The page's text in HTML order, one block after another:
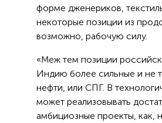
форме дженериков,
некоторые позиции из
возможно, рабочую силу.
«Меж тем позиции
Индию более сильные и не
нефти, или СПГ. В
может реализовывать
амбициозные проекты, как,